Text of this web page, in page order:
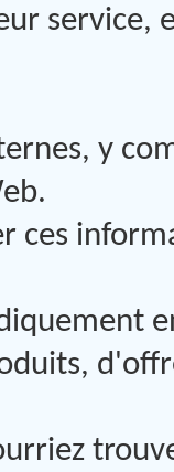
service,
y
ces